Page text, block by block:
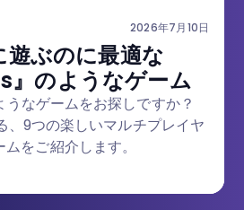
2026年7月10日
遊ぶのに最適な
』のようなゲーム
うなゲームをお探しですか？
9つの楽しいマルチプレイヤ
をご紹介します。